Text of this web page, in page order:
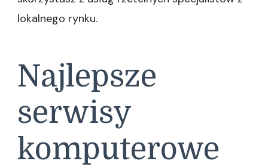
lokalnego rynku.
Najlepsze
serwisy
komputerowe